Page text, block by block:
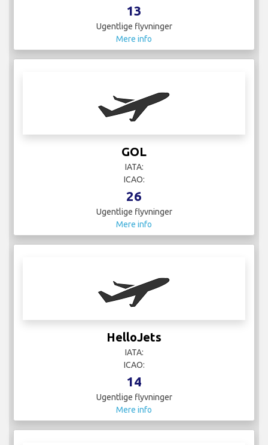
13
Ugentlige flyvninger
Mere info
GOL
IATA:
ICAO:
26
Ugentlige flyvninger
Mere info
HelloJets
IATA:
ICAO:
14
Ugentlige flyvninger
Mere info